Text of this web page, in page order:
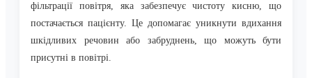
фільтрації повітря, яка забезпечує чистоту кисню, що
постачається пацієнту. Це допомагає уникнути вдихання
шкідливих речовин або забруднень, що можуть бути
присутні в повітрі.